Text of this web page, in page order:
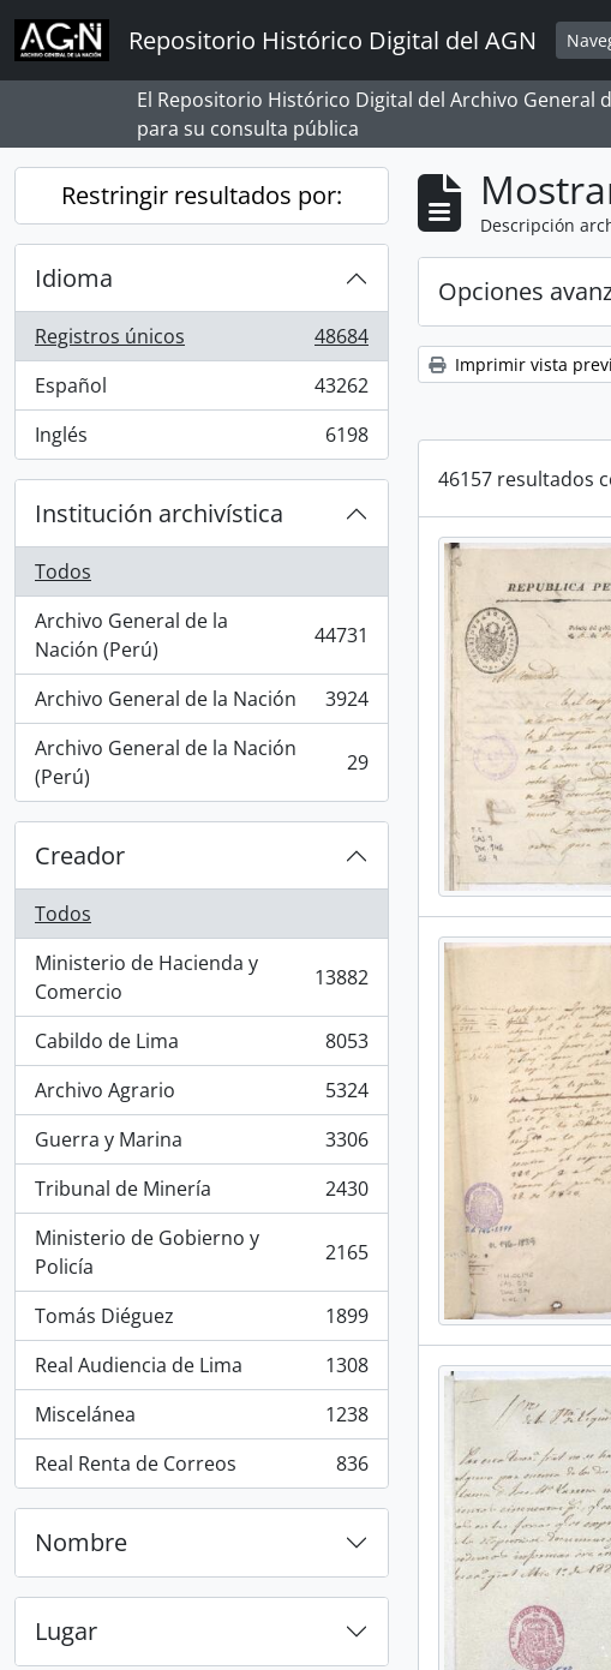
Skip to main content
Repositorio Histórico Digital del AGN
El Repositorio Histórico Digital del Archivo General
para su consulta pública
Restringir resultados por:
Idioma
Registros únicos
, 48684 resultados
48684
Español
, 43262 resultados
43262
Inglés
, 6198 resultados 6198
Institución archivística
Todos
Archivo General de la
Nación (Perú)
, 44731 resultados 44731
Archivo General de la Nación
, 3924 resultados
3924
Archivo General de la Nación
(Perú)
, 29 resultados 29
Creador
Todos
Ministerio de Hacienda y
Comercio
, 13882 resultados 13882
Cabildo de Lima
, 8053 resultados
8053
Archivo Agrario
, 5324 resultados
5324
Guerra y Marina
, 3306 resultados
3306
Tribunal de Minería
, 2430 resultados
2430
Ministerio de Gobierno y
Policía
, 2165 resultados 2165
Tomás Diéguez
, 1899 resultados
1899
Real Audiencia de Lima
, 1308 resultados
1308
Miscelánea
, 1238 resultados
1238
Real Renta de Correos
, 836 resultados 836
Nombre
Lugar
Descripción
Opciones
Imprimir vista
46157 resultados